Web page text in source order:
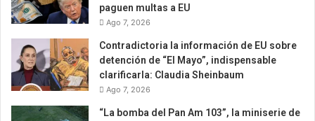
paguen multas a EU
Ago 7, 2026
Contradictoria la información de EU sobre
detención de “El Mayo”, indispensable
clarificarla: Claudia Sheinbaum
Ago 7, 2026
“La bomba del Pan Am 103”, la miniserie de